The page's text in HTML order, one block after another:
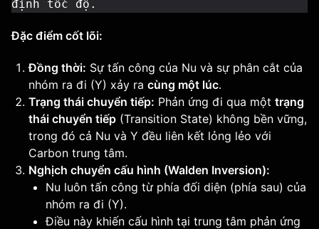
định tốc độ.
Đặc điểm cốt lõi:
Đồng thời: Sự tấn công của Nu và sự phân cắt của
nhóm ra đi (Y) xảy ra cùng một lúc.
Trạng thái chuyển tiếp: Phản ứng đi qua một trạng
thái chuyển tiếp (Transition State) không bền vững,
trong đó cả Nu và Y đều liên kết lỏng lẻo với
Carbon trung tâm.
Nghịch chuyển cấu hình (Walden Inversion):
Nu luôn tấn công từ phía đối diện (phía sau) của
nhóm ra đi (Y).
Điều này khiến cấu hình tại trung tâm phản ứng